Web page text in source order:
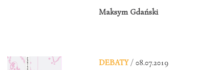
Maksym Gdański
DEBATY/ 08.07.2019